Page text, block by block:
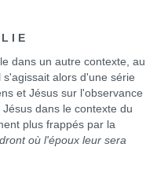
L I E
un autre contexte, au
alors d'une série
et Jésus sur l'observance
dans le contexte du
plus frappés par la
où l'époux leur sera